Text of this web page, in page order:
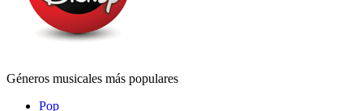
Géneros musicales más populares
Pop